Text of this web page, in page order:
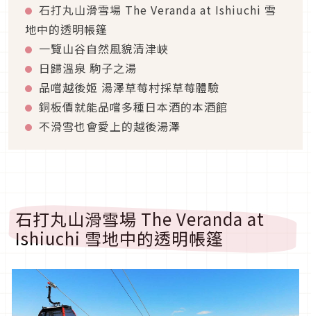
石打丸山滑雪場 The Veranda at Ishiuchi 雪
地中的透明帳篷
一覽山谷自然風貌清津峽
日歸溫泉 駒子之湯
品嚐越後姬 湯澤草莓村採草莓體驗
銅板價就能品嚐多種日本酒的本酒館
不滑雪也會愛上的越後湯澤
石打丸山滑雪場 The Veranda at
Ishiuchi 雪地中的透明帳篷